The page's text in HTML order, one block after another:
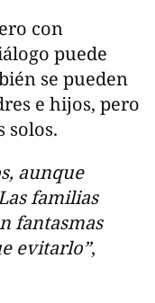
con
puede
se pueden
e hijos, pero
solos.
aunque
familias
fantasmas
evitarlo”,